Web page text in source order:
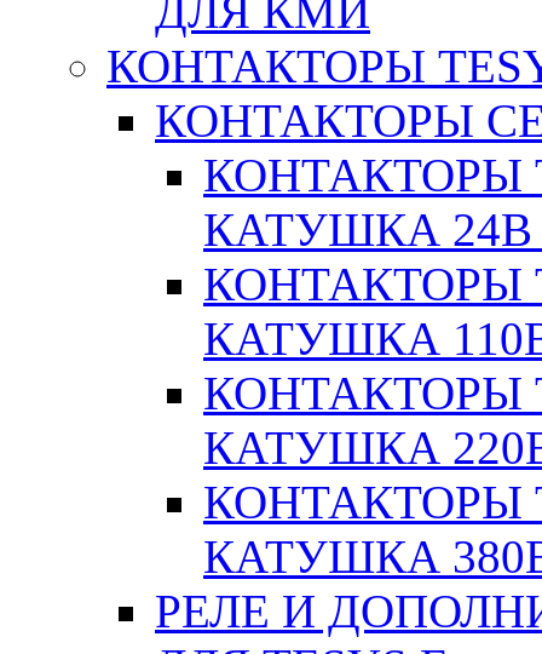
ДЛЯ КМИ
КОНТАКТОРЫ
КОНТАКТОРЫ
КОНТАКТОРЫ
КАТУШКА 24В
КОНТАКТОРЫ
КАТУШКА
КОНТАКТОРЫ
КАТУШКА
КОНТАКТОРЫ
КАТУШКА
РЕЛЕ И